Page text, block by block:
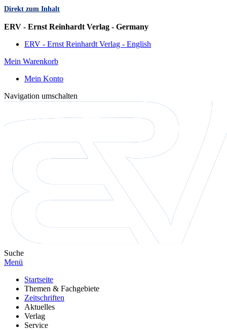
Direkt zum Inhalt
ERV - Ernst Reinhardt Verlag - Germany
ERV - Ernst Reinhardt Verlag - English
Mein Warenkorb
Mein Konto
Navigation umschalten
Suche
Menü
Startseite
Themen & Fachgebiete
Zeitschriften
Aktuelles
Verlag
Service